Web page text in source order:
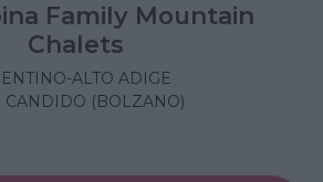
Family Mountain
Chalets
ALTO ADIGE
CANDIDO (BOLZANO)